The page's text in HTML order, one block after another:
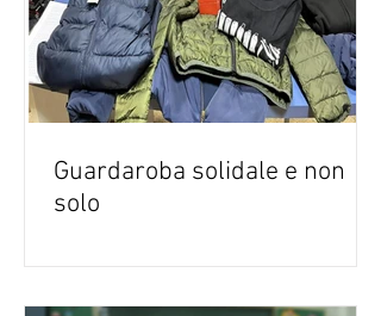
Guardaroba solidale e non
solo